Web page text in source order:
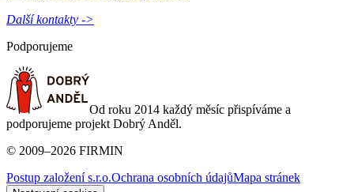
Další kontakty ->
Podporujeme
Od roku 2014 každý měsíc přispíváme a
podporujeme projekt Dobrý Anděl.
© 2009–2026 FIRMIN
Postup založení s.r.o.Ochrana osobních údajůMapa stránek